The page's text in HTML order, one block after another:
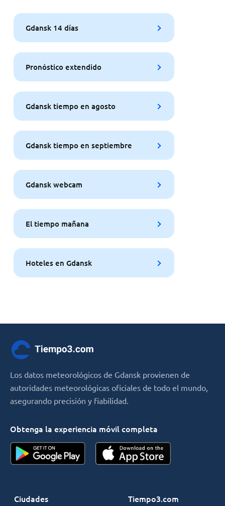
Gdansk 14 días
Pronóstico extendido
Gdansk tiempo en agosto
Gdansk tiempo en septiembre
Gdansk webcam
El tiempo mañana
Hoteles en Gdansk
Los datos meteorológicos de Gdansk provienen de
autoridades meteorológicas oficiales de todo el mundo,
asegurando precisión y fiabilidad.
Obtenga la experiencia móvil completa
Ciudades Tiempo3.com